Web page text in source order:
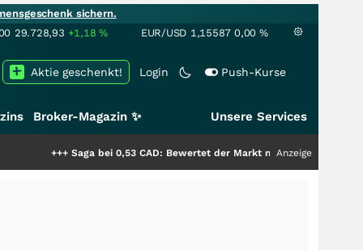
sichern.
29.728,93 +1,18% EUR/USD 1,15587 0,00 %
Login Push-Kurse
Aktie geschenkt!
Broker-Magazin ✨ Unsere Services
Saga bei 0,53 CAD: Bewertet der Markt noch immer nur die Hälfte der
Anzeige